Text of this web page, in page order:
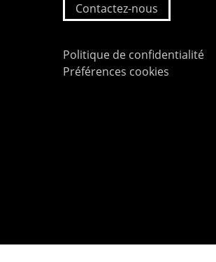
Contactez-nous
Politique de confidentialité
Préférences cookies